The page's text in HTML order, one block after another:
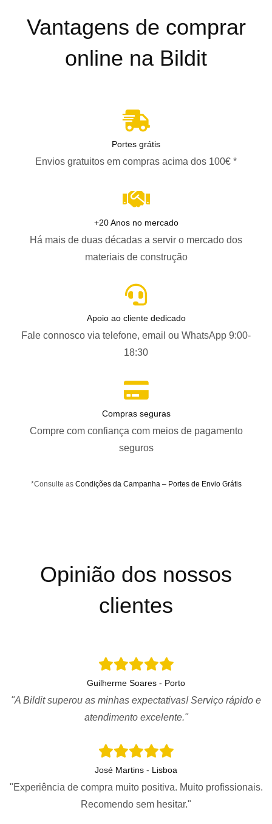
Vantagens de comprar
online na Bildit
Portes grátis
Envios gratuitos em compras acima dos 100€ *
+20 Anos no mercado
Há mais de duas décadas a servir o mercado dos
materiais de construção
Apoio ao cliente dedicado
Fale connosco via telefone, email ou WhatsApp 9:00-
18:30
Compras seguras
Compre com confiança com meios de pagamento
seguros
*Consulte as Condições da Campanha – Portes de Envio Grátis
Opinião dos nossos
clientes
Guilherme Soares - Porto
"A Bildit superou as minhas expectativas! Serviço rápido e
atendimento excelente."
José Martins - Lisboa
"Experiência de compra muito positiva. Muito profissionais.
Recomendo sem hesitar."